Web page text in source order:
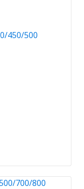
450/500
700/800